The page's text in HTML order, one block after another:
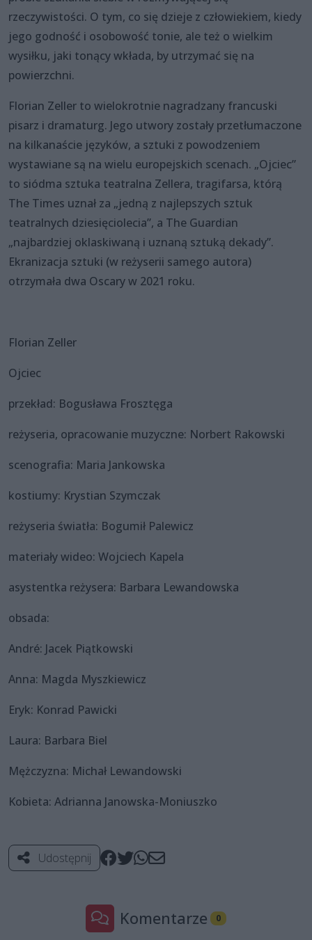
rzeczywistości. O tym, co się dzieje z człowiekiem, kiedy
jego godność i osobowość tonie, ale też o wielkim
wysiłku, jaki tonący wkłada, by utrzymać się na
powierzchni.
Florian Zeller to wielokrotnie nagradzany francuski
pisarz i dramaturg. Jego utwory zostały przetłumaczone
na kilkanaście języków, a sztuki z powodzeniem
wystawiane są na wielu europejskich scenach. „Ojciec”
to siódma sztuka teatralna Zellera, tragifarsa, którą
The Times uznał za „jedną z najlepszych sztuk
teatralnych dziesięciolecia”, a The Guardian
„najbardziej oklaskiwaną i uznaną sztuką dekady”.
Ekranizacja sztuki (w reżyserii samego autora)
otrzymała dwa Oscary w 2021 roku.
Florian Zeller
Ojciec
przekład: Bogusława Frosztęga
reżyseria, opracowanie muzyczne: Norbert Rakowski
scenografia: Maria Jankowska
kostiumy: Krystian Szymczak
reżyseria światła: Bogumił Palewicz
materiały wideo: Wojciech Kapela
asystentka reżysera: Barbara Lewandowska
obsada:
André: Jacek Piątkowski
Anna: Magda Myszkiewicz
Eryk: Konrad Pawicki
Laura: Barbara Biel
Mężczyzna: Michał Lewandowski
Kobieta: Adrianna Janowska-Moniuszko
Udostępnij
Komentarze 0